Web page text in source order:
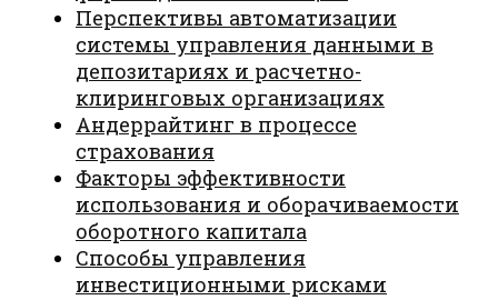
Перспективы автоматизации
системы управления данными в
депозитариях и расчетно-
клиринговых организациях
Андеррайтинг в процессе
страхования
Факторы эффективности
использования и оборачиваемости
оборотного капитала
Способы управления
инвестиционными рисками